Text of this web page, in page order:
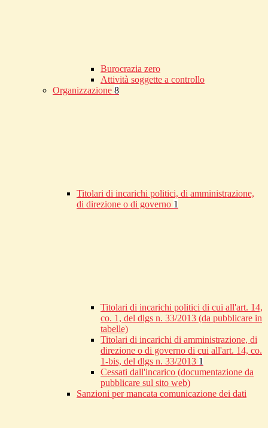
Burocrazia zero
Attività soggette a controllo
Organizzazione 8
Titolari di incarichi politici, di amministrazione,
di direzione o di governo 1
Titolari di incarichi politici di cui all'art. 14,
co. 1, del dlgs n. 33/2013 (da pubblicare in
tabelle)
Titolari di incarichi di amministrazione, di
direzione o di governo di cui all'art. 14, co.
1-bis, del dlgs n. 33/2013 1
Cessati dall'incarico (documentazione da
pubblicare sul sito web)
Sanzioni per mancata comunicazione dei dati